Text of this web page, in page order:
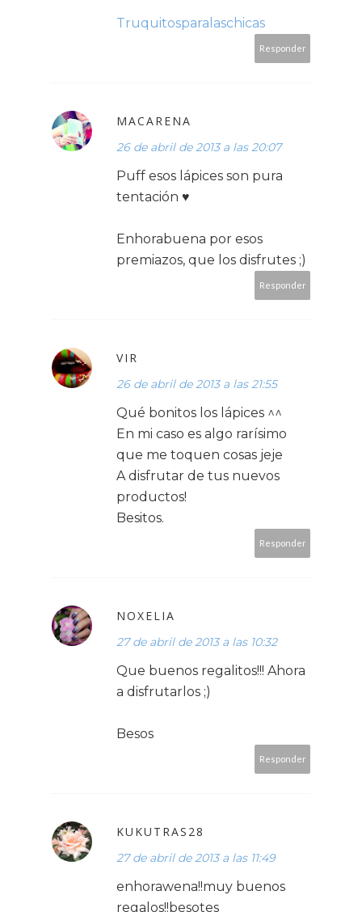
Truquitosparalaschicas
Responder
MACARENA
26 de abril de 2013 a las 20:07
Puff esos lápices son pura
tentación ♥
Enhorabuena por esos
premiazos, que los disfrutes ;)
Responder
VIR
26 de abril de 2013 a las 21:55
Qué bonitos los lápices ^^
En mi caso es algo rarísimo
que me toquen cosas jeje
A disfrutar de tus nuevos
productos!
Besitos.
Responder
NOXELIA
27 de abril de 2013 a las 10:32
Que buenos regalitos!!! Ahora
a disfrutarlos ;)
Besos
Responder
KUKUTRAS28
27 de abril de 2013 a las 11:49
enhorawena!!muy buenos
regalos!!besotes